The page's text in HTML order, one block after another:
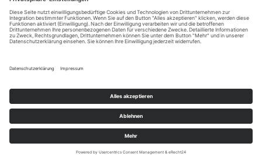
Impressum
AGB
Service
Cookie-Einstellungen Home Kontakt
© 2026 Naturstein Vonderhecken